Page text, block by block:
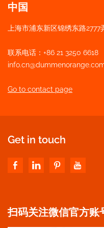
中国
上海市浦东新区锦绣东路2777
联系电话：+86 21 3250 6618
Go to contact page
Get in touch
扫码关注微信官方账